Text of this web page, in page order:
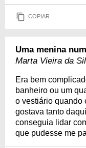
COPIAR
Uma menina
Marta Vieira da
Era bem
banheiro ou um
o vestiário quando
gostava tanto
conseguia lidar
que pudesse me